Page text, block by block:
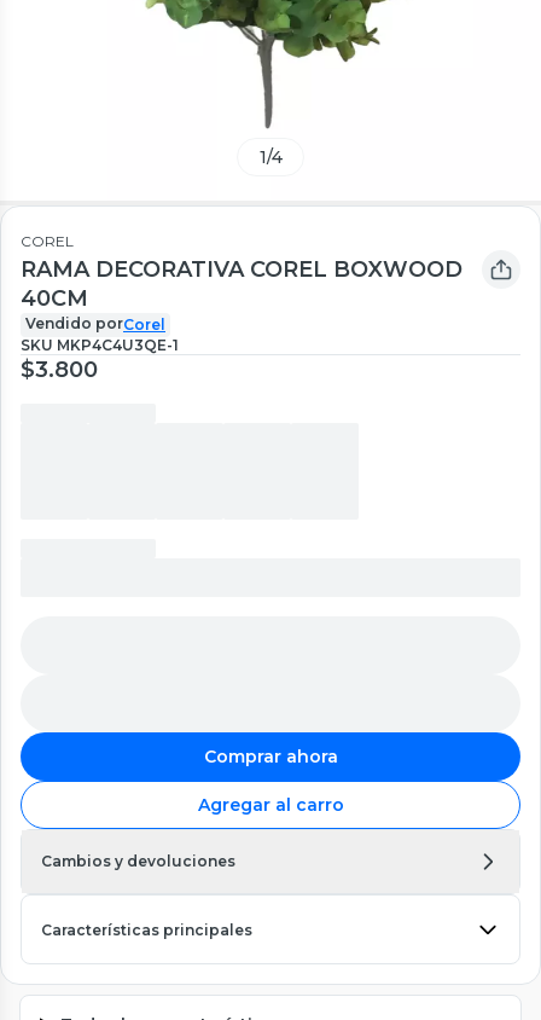
1/4
COREL
RAMA DECORATIVA COREL BOXWOOD
40CM
Vendido porCorel
SKU MKP4C4U3QE-1
$3.800
Comprar ahora
Agregar al carro
Cambios y devoluciones
Características principales